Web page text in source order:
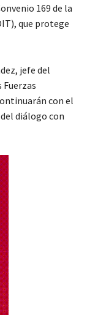
169 de la
que protege
jefe del
con el
diálogo con